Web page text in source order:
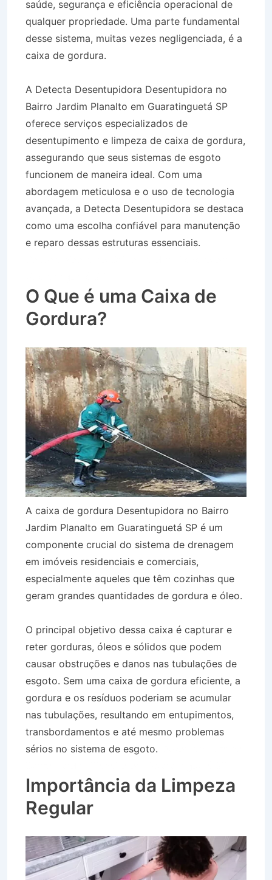
saúde, segurança e eficiência operacional de
qualquer propriedade. Uma parte fundamental
desse sistema, muitas vezes negligenciada, é a
caixa de gordura.
A Detecta Desentupidora Desentupidora no
Bairro Jardim Planalto em Guaratinguetá SP
oferece serviços especializados de
desentupimento e limpeza de caixa de gordura,
assegurando que seus sistemas de esgoto
funcionem de maneira ideal. Com uma
abordagem meticulosa e o uso de tecnologia
avançada, a Detecta Desentupidora se destaca
como uma escolha confiável para manutenção
e reparo dessas estruturas essenciais.
O Que é uma Caixa de
Gordura?
A caixa de gordura Desentupidora no Bairro
Jardim Planalto em Guaratinguetá SP é um
componente crucial do sistema de drenagem
em imóveis residenciais e comerciais,
especialmente aqueles que têm cozinhas que
geram grandes quantidades de gordura e óleo.
O principal objetivo dessa caixa é capturar e
reter gorduras, óleos e sólidos que podem
causar obstruções e danos nas tubulações de
esgoto. Sem uma caixa de gordura eficiente, a
gordura e os resíduos poderiam se acumular
nas tubulações, resultando em entupimentos,
transbordamentos e até mesmo problemas
sérios no sistema de esgoto.
Importância da Limpeza
Regular